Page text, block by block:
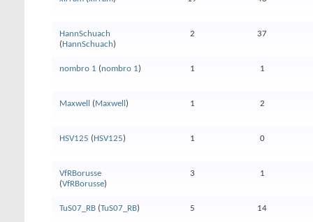
HannSchuach
(HannSchuach)
2 37
nombro 1 (nombro 1) 1 1
Maxwell (Maxwell ) 1 2
HSV125 (HSV125) 1 0
VfRBorusse
(VfRBorusse)
3 1
TuS07_RB (TuS07_RB) 5 14